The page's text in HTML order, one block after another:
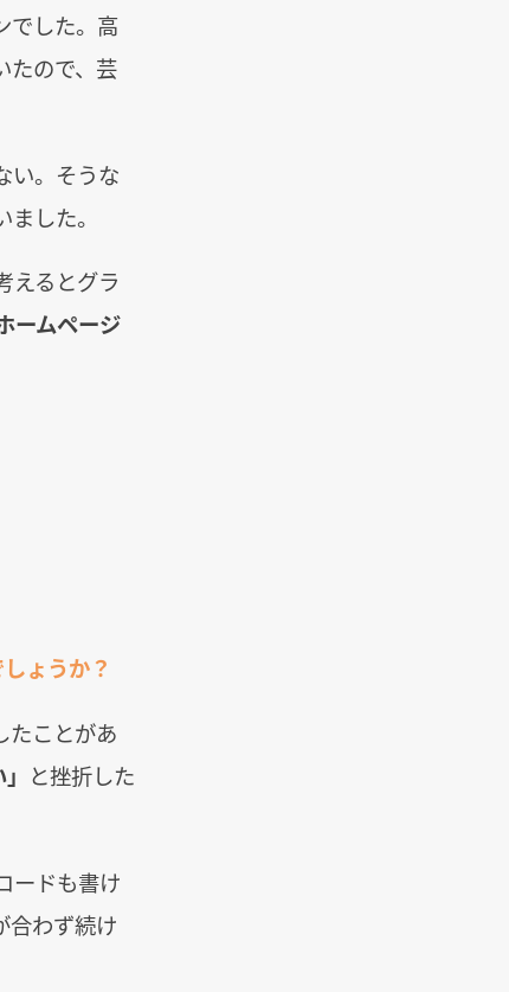
でした。高
たので、芸
い。そうな
した。
えるとグラ
ームページ
ょうか？
たことがあ
と挫折した
ードも書け
合わず続け